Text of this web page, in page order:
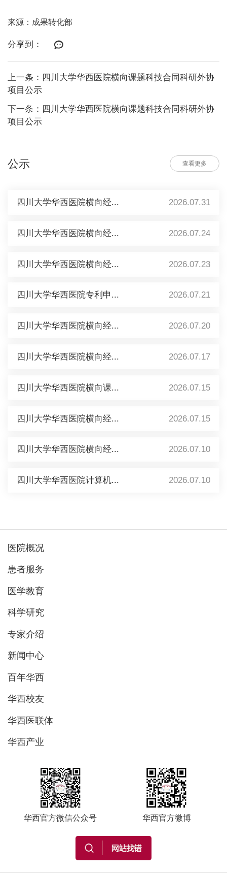
来源：成果转化部
分享到：
上一条：四川大学华西医院横向课题科技合同科研外协
项目公示
下一条：四川大学华西医院横向课题科技合同科研外协
项目公示
公示 查看更多
四川大学华西医院横向经... 2026.07.31
四川大学华西医院横向经... 2026.07.24
四川大学华西医院横向经... 2026.07.23
四川大学华西医院专利申... 2026.07.21
四川大学华西医院横向经... 2026.07.20
四川大学华西医院横向经... 2026.07.17
四川大学华西医院横向课... 2026.07.15
四川大学华西医院横向经... 2026.07.15
四川大学华西医院横向经... 2026.07.10
四川大学华西医院计算机... 2026.07.10
医院概况
患者服务
医学教育
科学研究
专家介绍
新闻中心
百年华西
华西校友
华西医联体
华西产业
华西官方微信公众号 华西官方微博